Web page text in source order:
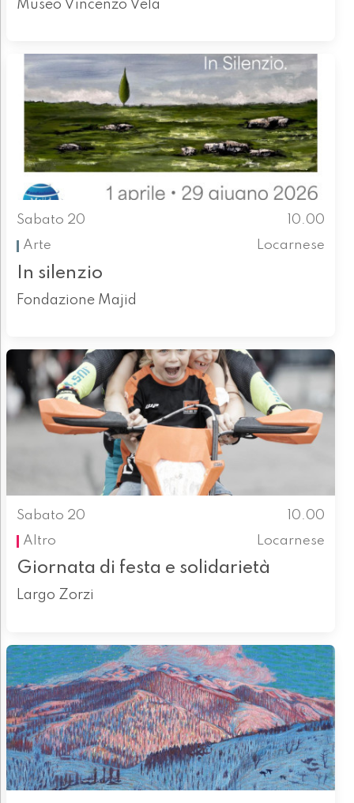
Museo Vincenzo Vela
Sabato 20
10.00
Arte
Locarnese
In silenzio
Fondazione Majid
Sabato 20
10.00
Altro
Locarnese
Giornata di festa e solidarietà
Largo Zorzi